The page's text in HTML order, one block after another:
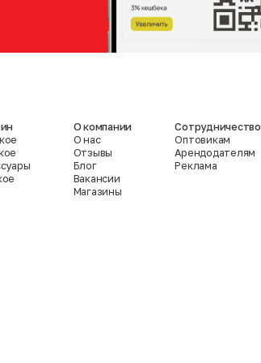
О компании
О нас
Отзывы
Блог
Вакансии
Магазины
Сотрудничество
Оптовикам
Арендодателям
Реклама